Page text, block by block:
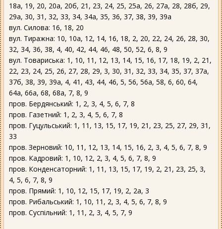
18а, 19, 20, 20а, 20б, 21, 23, 24, 25, 25а, 26, 27а, 28, 28б, 29,
29а, 30, 31, 32, 33, 34, 34а, 35, 36, 37, 38, 39, 39а
вул. Силова: 16, 18, 20
вул. Тиражна: 10, 10а, 12, 14, 16, 18, 2, 20, 22, 24, 26, 28, 30,
32, 34, 36, 38, 4, 40, 42, 44, 46, 48, 50, 52, 6, 8, 9
вул. Товариська: 1, 10, 11, 12, 13, 14, 15, 16, 17, 18, 19, 2, 21,
22, 23, 24, 25, 26, 27, 28, 29, 3, 30, 31, 32, 33, 34, 35, 37, 37а,
37б, 38, 39, 39а, 4, 41, 43, 44, 46, 5, 56, 56а, 58, 6, 60, 64,
64а, 66а, 68, 68а, 7, 8, 9
пров. Бердянський: 1, 2, 3, 4, 5, 6, 7, 8
пров. Газетний: 1, 2, 3, 4, 5, 6, 7, 8
пров. Гуцульський: 1, 11, 13, 15, 17, 19, 21, 23, 25, 27, 29, 31,
33
пров. Зерновий: 10, 11, 12, 13, 14, 15, 16, 2, 3, 4, 5, 6, 7, 8, 9
пров. Кадровий: 1, 10, 12, 2, 3, 4, 5, 6, 7, 8, 9
пров. Конденсаторний: 1, 11, 13, 15, 17, 19, 2, 21, 23, 25, 3,
4, 5, 6, 7, 8, 9
пров. Прямий: 1, 10, 12, 15, 17, 19, 2, 2а, 3
пров. Рибальський: 1, 10, 11, 2, 3, 4, 5, 6, 7, 8, 9
пров. Суспільний: 1, 11, 2, 3, 4, 5, 7, 9